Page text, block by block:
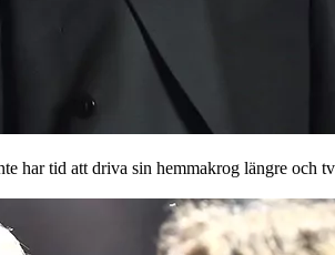
har tid att driva sin hemmakrog längre och